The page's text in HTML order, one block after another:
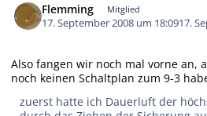
Flemming Mitglied
17. September 2008 um 18:0917.
Also fangen wir noch mal vorne an,
noch keinen Schaltplan zum 9-3
zuerst hatte ich Dauerluft der